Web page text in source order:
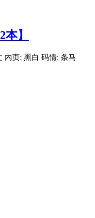
】
内页: 黑白 码情: 条马